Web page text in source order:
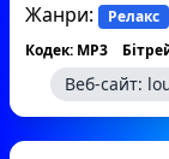
Жанри:
Релакс
Кодек: MP3
Веб-сайт: